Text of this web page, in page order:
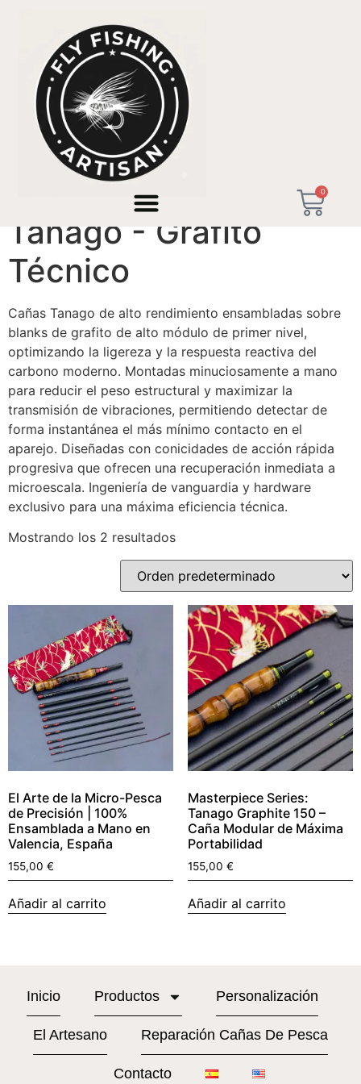
0
Cañas Tanago - Micro-Pesca de
/ Tanago - Grafito Técnico
Tanago - Grafito
Técnico
Cañas Tanago de alto rendimiento ensambladas sobre
blanks de grafito de alto módulo de primer nivel,
optimizando la ligereza y la respuesta reactiva del
carbono moderno. Montadas minuciosamente a mano
para reducir el peso estructural y maximizar la
transmisión de vibraciones, permitiendo detectar de
forma instantánea el más mínimo contacto en el
aparejo. Diseñadas con conicidades de acción rápida
progresiva que ofrecen una recuperación inmediata a
microescala. Ingeniería de vanguardia y hardware
exclusivo para una máxima eficiencia técnica.
Mostrando los 2 resultados
El Arte de la Micro-Pesca
de Precisión | 100%
Ensamblada a Mano en
Valencia, España
155,00 €
Añadir al carrito
Masterpiece Series:
Tanago Graphite 150 –
Caña Modular de Máxima
Portabilidad
155,00 €
Añadir al carrito
Inicio Productos Personalización
El Artesano Reparación Cañas De Pesca
Contacto